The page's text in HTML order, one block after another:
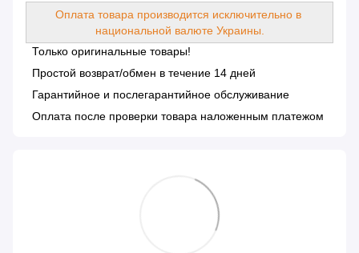
Оплата товара производится исключительно в
национальной валюте Украины.
Только оригинальные товары!
Простой возврат/обмен в течение 14 дней
Гарантийное и послегарантийное обслуживание
Оплата после проверки товара наложенным платежом